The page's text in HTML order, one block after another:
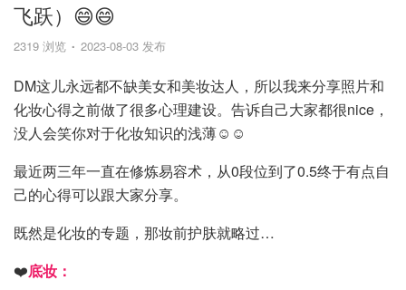
飞跃）😄😄
2319 浏览 2023-08-03 发布
DM这儿永远都不缺美女和美妆达人，所以我来分享照片和
化妆心得之前做了很多心理建设。告诉自己大家都很nice，
没人会笑你对于化妆知识的浅薄☺️☺️
最近两三年一直在修炼易容术，从0段位到了0.5终于有点自
己的心得可以跟大家分享。
既然是化妆的专题，那妆前护肤就略过…
❤️底妆：